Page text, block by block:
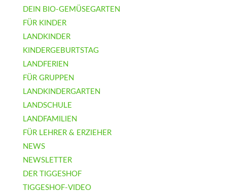
DEIN BIO-GEMÜSEGARTEN
FÜR KINDER
LANDKINDER
KINDERGEBURTSTAG
LANDFERIEN
FÜR GRUPPEN
LANDKINDERGARTEN
LANDSCHULE
LANDFAMILIEN
FÜR LEHRER & ERZIEHER
NEWS
NEWSLETTER
DER TIGGESHOF
TIGGESHOF-VIDEO